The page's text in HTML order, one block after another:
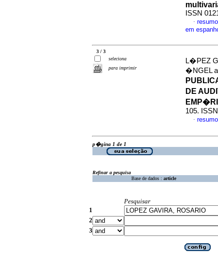
ISSN
·
em
3 / 3
seleciona
para imprimir
L�PEZ
�NGEL
DE
105.
·
p�gina 1 de 1
Refinar a pesquisa
Base de dados : article
Pesquisar
1
2
3